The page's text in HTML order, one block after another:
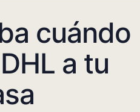
cuándo
a tu